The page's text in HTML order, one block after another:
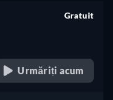
Gratuit
Urmăriți acum